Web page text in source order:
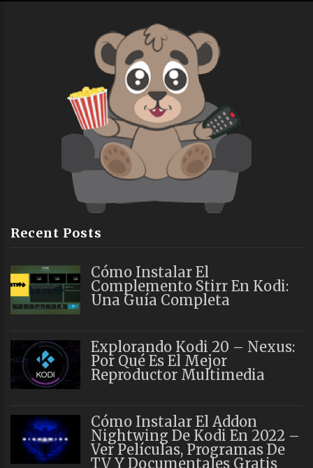
Recent Posts
Cómo Instalar El
Complemento Stirr En Kodi:
Una Guía Completa
Explorando Kodi 20 – Nexus:
Por Qué Es El Mejor
Reproductor Multimedia
Cómo Instalar El Addon
Nightwing De Kodi En 2022 –
Ver Películas, Programas De
TV Y Documentales Gratis